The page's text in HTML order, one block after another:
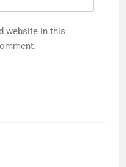
website in this